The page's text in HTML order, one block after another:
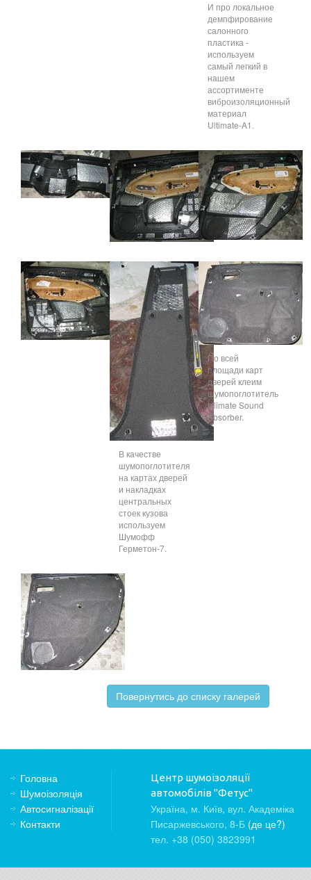
И про локальное
демпфирование
салонного
пластика -
используем
самый легкий в
нашем
ассортименте
виброизоляционный
материал
Ultimate-A1.
В качестве
шумопоглотителя
на картах дверей
и накладках
центральных
стоек кузова
используем
Шумофф
Герметон-7.
По всей
площади карт
дверей клеим
шумопоглотитель
Ulimate Sound
Absorber.
Повернутись до списку галерей
Головна
Шумоізоляція
Автосигналізації
Контакти
Центр шумоізоляції
автомобілів "Фетус"
Україна, м. Київ, вул. Академіка
Писаржевського, 8-Б (де це?)
тел. +38 (050) 3823991